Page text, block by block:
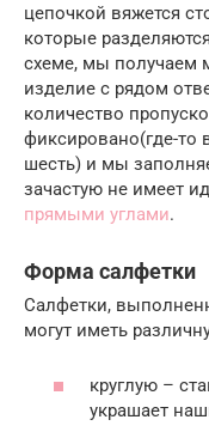
цепочкой вяжется
которые
схеме, мы получаем
изделие с рядом
количество
фиксировано(где-то
шесть) и мы
зачастую не имеет
прямыми углами.
Форма салфетки
Салфетки,
могут иметь
круглую –
украшает